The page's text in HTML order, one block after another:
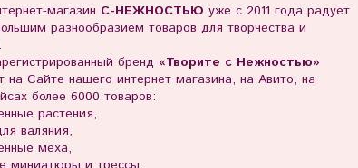
магазин С-НЕЖНОСТЬЮ уже с 2011 года радует
разнообразием товаров для творчества и
бренд «Творите с Нежностью»
на Сайте нашего интернет магазина, на Авито, на
более 6000 товаров:
растения,
валяния,
меха,